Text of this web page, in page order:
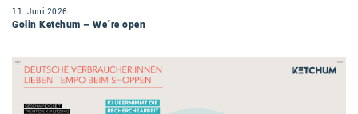
11. Juni 2026
Golin Ketchum – We´re open